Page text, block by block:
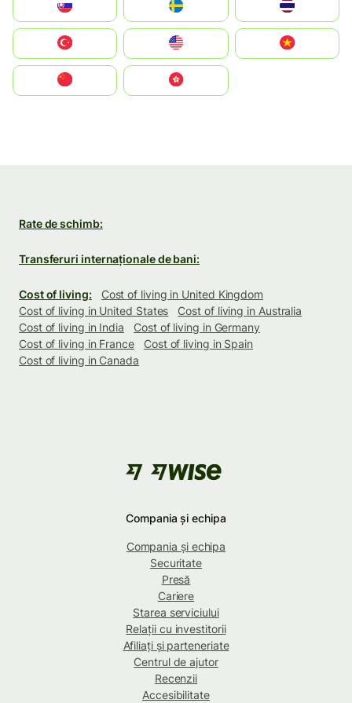
United States
中國香港特別行政區
Rate de schimb:
Transferuri internaționale de bani:
Cost of living:
Cost of living in United Kingdom
Cost of living in United States
Cost of living in Australia
Cost of living in India
Cost of living in Germany
Cost of living in France
Cost of living in Spain
Cost of living in Canada
Compania și echipa
Compania și echipa
Securitate
Presă
Cariere
Starea serviciului
Relații cu investitorii
Afiliați și parteneriate
Centrul de ajutor
Recenzii
Accesibilitate